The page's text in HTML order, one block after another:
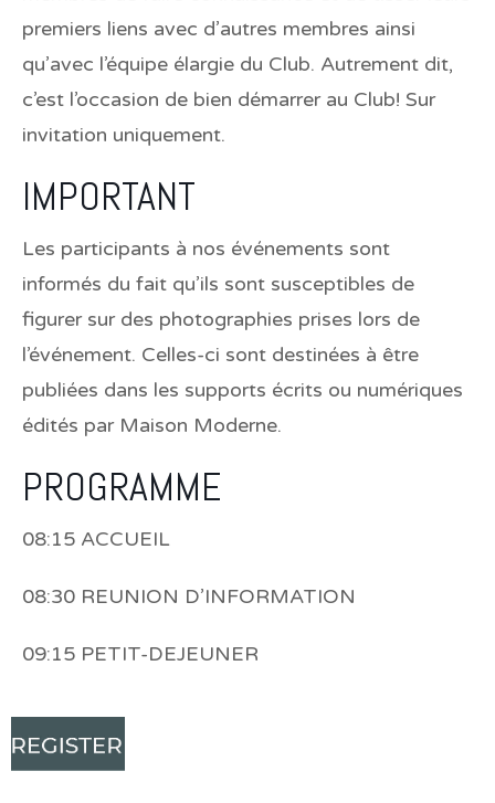
premiers liens avec d’autres membres ainsi
qu’avec l’équipe élargie du Club. Autrement dit,
c’est l’occasion de bien démarrer au Club! Sur
invitation uniquement.
IMPORTANT
Les participants à nos événements sont
informés du fait qu’ils sont susceptibles de
figurer sur des photographies prises lors de
l’événement. Celles-ci sont destinées à être
publiées dans les supports écrits ou numériques
édités par Maison Moderne.
PROGRAMME
08:15 ACCUEIL
08:30 REUNION D’INFORMATION
09:15 PETIT-DEJEUNER